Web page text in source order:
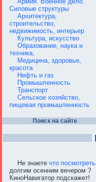
Силовые структуры
Архитектура,
строительство,
недвижимость, интерьер
Культура, искусство
Образование, наука и
техника,
Медицина, здоровье,
красота
Нефть и газ
Промышленность
Транспорт
Сельское хозяйство,
пищевая промышленность
Поиск на сайте
Не знаете что посмотреть
долгим осенним вечером ?
КиноНавигатор подскажет!